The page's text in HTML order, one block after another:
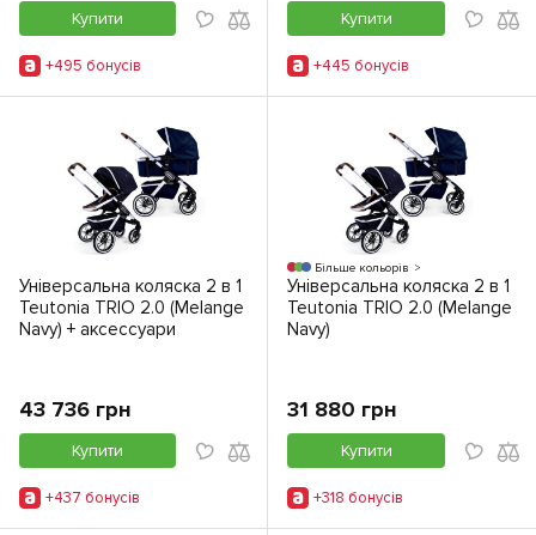
Купити
+495 бонусiв
Купити
+445 бонусiв
Універсальна коляска 2 в 1
Teutonia TRIO 2.0 (Melange
Navy) + аксессуари
43 736 грн
Купити
+437 бонусiв
Більше кольорів
Універсальна коляска 2 в 1
Teutonia TRIO 2.0 (Melange
Navy)
31 880 грн
Купити
+318 бонусiв